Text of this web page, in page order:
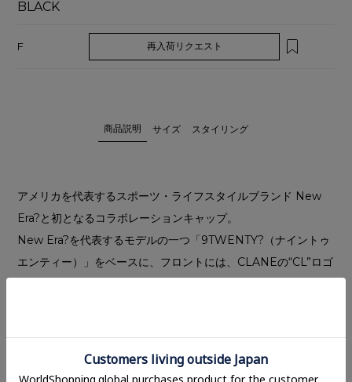
BLACK
F 再入荷リクエスト
商品説明 サイズ スタイリング
アメリカを代表するスポーツ・ライフスタイルブランド New
Era?と初となるコラボレーションキャップ。
New Era?を代表するモデルの一つ「9TWENTY?（ナイントゥ
エンティー）」をベースに、フロントには、CLANEの“CL”ロゴ
ンと、程よくカーブしたつばが特徴。浅めのシルエットで、カ